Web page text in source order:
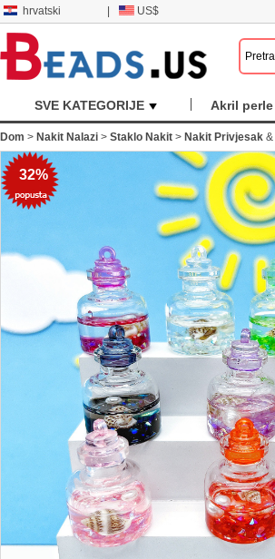
hrvatski US$
SVE KATEGORIJE Akril perle
Dom > Nakit Nalazi > Staklo Nakit > Nakit Privjesak &
32%